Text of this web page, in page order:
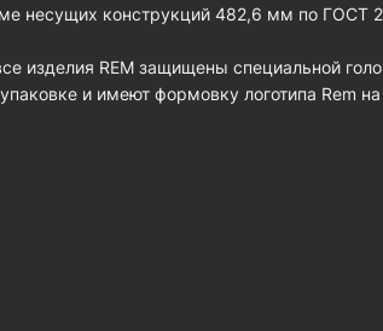
несущих конструкций 482,6 мм по ГОСТ
изделия REM защищены специальной
и имеют формовку логотипа Rem